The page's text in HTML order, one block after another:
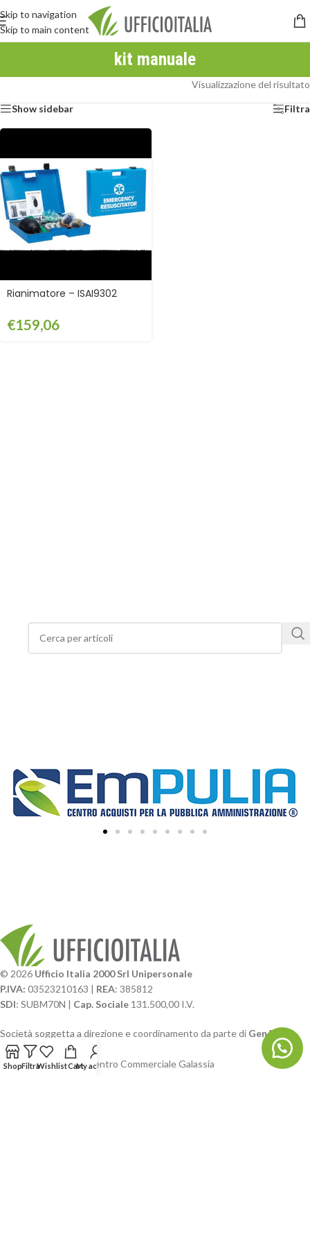
Skip to navigation
Skip to main content
kit manuale
Visualizzazione del risultato
Show sidebar Filtra
Rianimatore – ISAI9302
€159,06
© 2026 Ufficio Italia 2000 Srl Unipersonale
P.IVA: 03523210163 | REA: 385812
SDI: SUBM70N | Cap. Sociale 131.500,00 I.V.
Società soggetta a direzione e coordinamento da parte di GenALFA
Holding srl
Via A. Ponti n. 4 – Centro Commerciale Galassia
ShopFiltraWishlistCartMy account